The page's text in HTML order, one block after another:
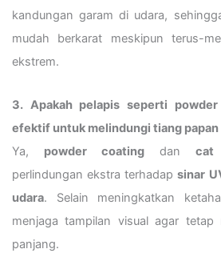
kandungan garam di udara,
mudah berkarat meskipun terus-
ekstrem.
3. Apakah pelapis seperti
efektif untuk melindungi tiang papan
Ya, powder coating dan cat
perlindungan ekstra terhadapsinar
udara. Selain meningkatkan
menjaga tampilan visual agar tetap
panjang.